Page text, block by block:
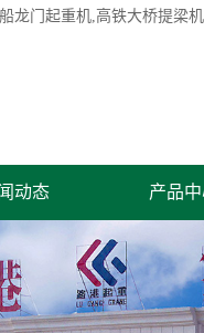
龙门起重机,高铁大桥提梁
动态 产品